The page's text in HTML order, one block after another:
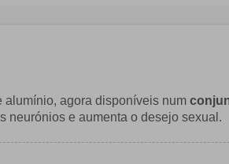
agora disponíveis num
neurónios e aumenta o desejo sexual.